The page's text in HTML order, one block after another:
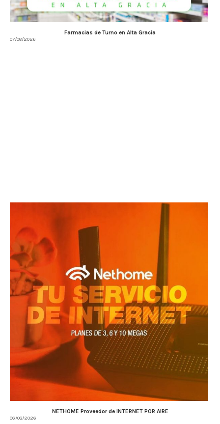
Farmacias de Turno en Alta Gracia
07/08/2026
NETHOME Proveedor de INTERNET POR AIRE
06/08/2026